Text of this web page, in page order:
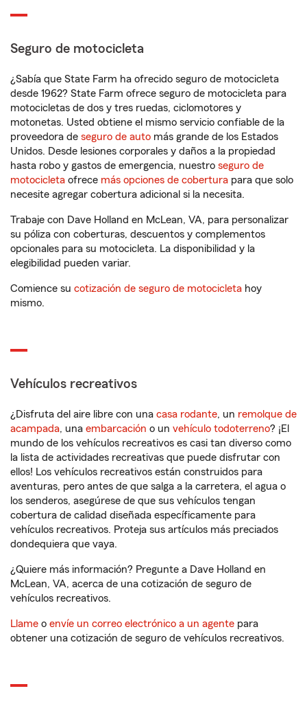
Seguro de motocicleta
¿Sabía que State Farm ha ofrecido seguro de motocicleta
desde 1962? State Farm ofrece seguro de motocicleta para
motocicletas de dos y tres ruedas, ciclomotores y
motonetas. Usted obtiene el mismo servicio confiable de la
proveedora de seguro de auto más grande de los Estados
Unidos. Desde lesiones corporales y daños a la propiedad
hasta robo y gastos de emergencia, nuestro seguro de
motocicleta ofrece más opciones de cobertura para que solo
necesite agregar cobertura adicional si la necesita.
Trabaje con Dave Holland en McLean, VA, para personalizar
su póliza con coberturas, descuentos y complementos
opcionales para su motocicleta. La disponibilidad y la
elegibilidad pueden variar.
Comience su cotización de seguro de motocicleta hoy
mismo.
Vehículos recreativos
¿Disfruta del aire libre con una casa rodante, un remolque de
acampada, una embarcación o un vehículo todoterreno? ¡El
mundo de los vehículos recreativos es casi tan diverso como
la lista de actividades recreativas que puede disfrutar con
ellos! Los vehículos recreativos están construidos para
aventuras, pero antes de que salga a la carretera, el agua o
los senderos, asegúrese de que sus vehículos tengan
cobertura de calidad diseñada específicamente para
vehículos recreativos. Proteja sus artículos más preciados
dondequiera que vaya.
¿Quiere más información? Pregunte a Dave Holland en
McLean, VA, acerca de una cotización de seguro de
vehículos recreativos.
Llame o envíe un correo electrónico a un agente para
obtener una cotización de seguro de vehículos recreativos.